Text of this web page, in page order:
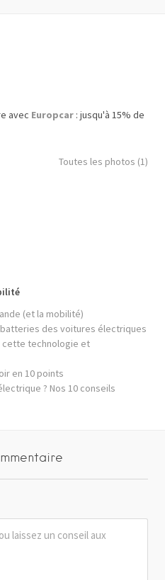
avec Europcar : jusqu'à 15% de
Toutes les photos (1)
(et la mobilité)
des voitures électriques
cette technologie et
en 10 points
? Nos 10 conseils